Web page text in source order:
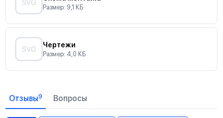
SVG
Размер: 9,1 КБ
SVG
Чертежи
Размер: 4,0 КБ
Отзывы9 Вопросы